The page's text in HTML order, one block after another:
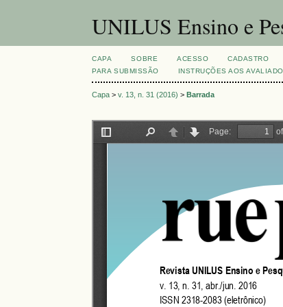
UNILUS Ensino e
CAPA SOBRE ACESSO CADASTRO
PARA SUBMISSÃO
INSTRUÇÕES AOS
Capa >v. 13, n. 31 (2016) >Barrada